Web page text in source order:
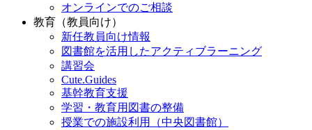
オンラインでのご相談
教育（教員向け）
新任教員向け情報
図書館を活用したアクティブラーニング
講習会
Cute.Guides
基幹教育支援
学習・教育用図書の整備
授業での施設利用（中央図書館）